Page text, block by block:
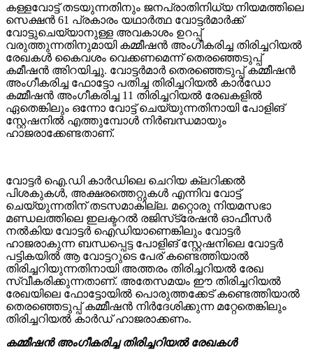
കള്ളവോട്ട് തടയുന്നതിനും ജനപ്രാതിനിധ്യ നിയമത്തിലെ
സെക്ഷന്‍ 61 പ്രകാരം യഥാര്‍ത്ഥ വോട്ടര്‍മാര്‍ക്ക്
വോട്ടുചെയ്യാനുള്ള അവകാശം ഉറപ്പ്
വരുത്തുന്നതിനുമായി കമ്മീഷന്‍ അംഗീകരിച്ച തിരിച്ചറിയല്‍
രേഖകള്‍ കൈവശം വെക്കണമെന്ന് തെരഞ്ഞെടുപ്പ്
കമീഷന്‍ അിറയിച്ചു. വോട്ടര്‍മാര്‍ തെരഞ്ഞെടുപ്പ് കമ്മീഷന്‍
അംഗീകരിച്ച ഫോട്ടോ പതിച്ച തിരിച്ചറിയല്‍ കാര്‍ഡോ
കമ്മീഷന്‍ അംഗീകരിച്ച 11 തിരിച്ചറിയല്‍ രേഖകളില്‍
ഏതെങ്കിലും ഒന്നോ വോട്ട് ചെയ്യുന്നതിനായി പോളിങ്
സ്റ്റേഷനില്‍ എത്തുമ്പോള്‍ നിര്‍ബന്ധമായും
ഹാജരാക്കേണ്ടതാണ്.
വോട്ടര്‍ ഐ.ഡി കാര്‍ഡിലെ ചെറിയ ക്ലറിക്കല്‍
പിശകുകള്‍, അക്ഷരത്തെറ്റുകള്‍ എന്നിവ വോട്ട്
ചെയ്യുന്നതിന് തടസമാകില്ല. മറ്റൊരു നിയമസഭാ
മണ്ഡലത്തിലെ ഇലക്ടറല്‍ രജിസ്‌ട്രേഷന്‍ ഓഫീസര്‍
നല്‍കിയ വോട്ടര്‍ ഐഡിയാണെങ്കിലും വോട്ടര്‍
ഹാജരാകുന്ന ബന്ധപ്പെട്ട പോളിങ് സ്റ്റേഷനിലെ വോട്ടര്‍
പട്ടികയില്‍ ആ വോട്ടറുടെ പേര് കണ്ടെത്തിയാല്‍
തിരിച്ചറിയുന്നതിനായി അത്തരം തിരിച്ചറിയല്‍ രേഖ
സ്വീകരിക്കുന്നതാണ്. അതേസമയം ഈ തിരിച്ചറിയല്‍
രേഖയിലെ ഫോട്ടോയില്‍ പൊരുത്തക്കേട് കണ്ടെത്തിയാല്‍
തെരഞ്ഞെടുപ്പ് കമ്മീഷന്‍ നിര്‍ദേശിക്കുന്ന മറ്റേതെങ്കിലും
തിരിച്ചറിയല്‍ കാര്‍ഡ് ഹാജരാക്കണം.
കമ്മീഷന്‍ അംഗീകരിച്ച തിരിച്ചറിയല്‍ രേഖകള്‍